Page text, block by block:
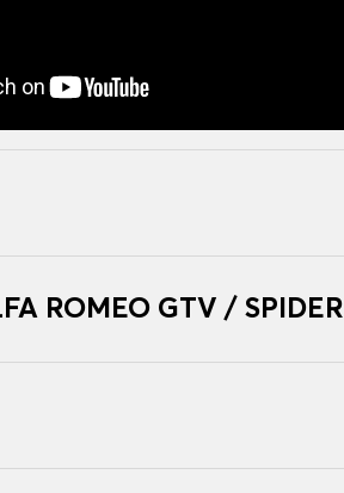
ROMEO GTV / SPIDER